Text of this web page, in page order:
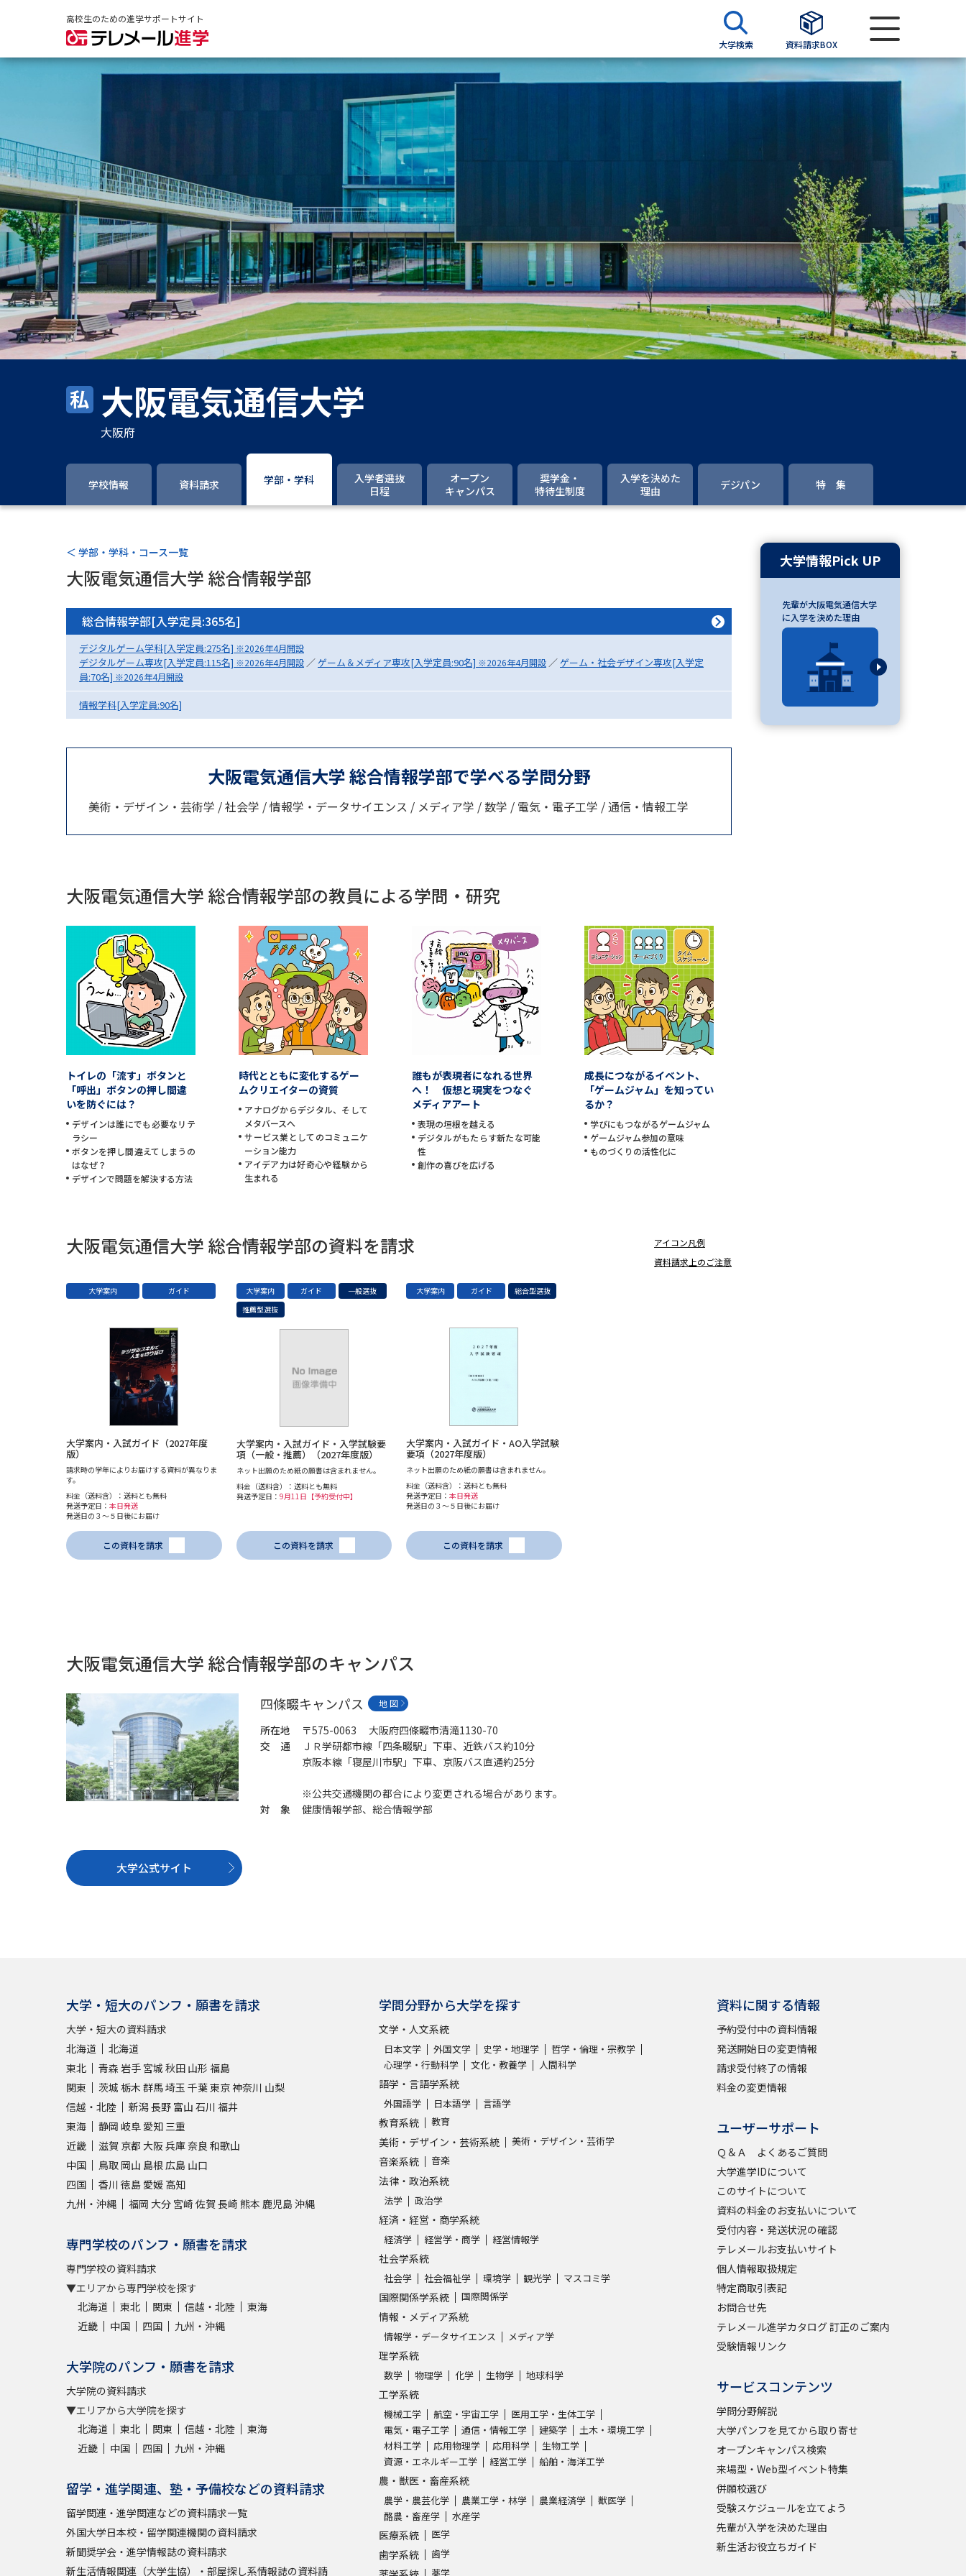
高校生のための進学サポートサイト
大学検索 資料請求BOX
資料請求 資料検索
大学・短大の資料種類から請求
大学パンフ
総合型選抜・学校推薦型選抜 募集要項＆願書
大学入学共通テスト利用選抜の募集要項＆願書
大学・短大以外の資料から請求
専門学校の資料請求 大学院の資料請求
留学・進学関連、塾・予備校
大学入学共通テスト「受験案内」の請求
大学入学共通テスト「受験上の配慮案内」の請求
高等学校卒業程度認定試験
大学研究 大学検索
デジタルパンフレット
進路の３択
新学年スタート号特集ページ（高3生用）
新学年スタート号特集ページ（高2生用）
SELFBRAND特集ページ
受験準備
テレメール全国一斉進学調査
新生活お役立ちガイド
学問発見
大学で学びたい学問発見
学問のミニ講義「夢ナビ講義」 学問分野解説 学問の教科書
お問合せ先 テレメール進学カタログ
大阪電気通信大学
大阪府
学校情報 資料請求 学部・学科
入学者選抜
日程
オープン
キャンパス
奨学金・
特待生制度
入学を決めた
理由
デジパン 特 集
＜ 学部・学科・コース一覧
大阪電気通信大学 総合情報学部
総合情報学部[入学定員:365名]
デジタルゲーム学科[入学定員:275名] ※2026年4月開設
デジタルゲーム専攻[入学定員:115名] ※2026年4月開設 ／ゲーム＆メディア専攻[入学定員:90名] ※2026年4月開設 ／ゲーム・社会デザイン専攻[入学定
員:70名] ※2026年4月開設
情報学科[入学定員:90名]
大阪電気通信大学 総合情報学部で学べる学問分野
美術・デザイン・芸術学 / 社会学 / 情報学・データサイエンス / メディア学 / 数学 / 電気・電子工学 / 通信・情報工学
大阪電気通信大学 総合情報学部の教員による学問・研究
トイレの「流す」ボタンと
「呼出」ボタンの押し間違
いを防ぐには？
デザインは誰にでも必要なリテ
ラシー
ボタンを押し間違えてしまうの
はなぜ？
デザインで問題を解決する方法
時代とともに変化するゲー
ムクリエイターの資質
アナログからデジタル、そして
メタバースへ
サービス業としてのコミュニケ
ーション能力
アイデア力は好奇心や経験から
生まれる
誰もが表現者になれる世界
へ！ 仮想と現実をつなぐ
メディアアート
表現の垣根を越える
デジタルがもたらす新たな可能
性
創作の喜びを広げる
成長につながるイベント、
「ゲームジャム」を知ってい
るか？
学びにもつながるゲームジャム
ゲームジャム参加の意味
ものづくりの活性化に
大阪電気通信大学 総合情報学部の資料を請求
アイコン凡例
資料請求上のご注意
大学案内 ガイド
大学案内・入試ガイド（2027年度
版）
請求時の学年によりお届けする資料が異なりま
す。
料金（送料含）：送料とも無料
発送予定日： 本日発送
発送日の３～５日後にお届け
この資料を請求
大学案内 ガイド
一般選抜
推薦型選抜
大学案内・入試ガイド・入学試験要
項（一般・推薦）（2027年度版）
ネット出願のため紙の願書は含まれません。
料金（送料含）：送料とも無料
発送予定日： 9月11日【予約受付中】
この資料を請求
大学案内 ガイド 総合型選抜
大学案内・入試ガイド・AO入学試験
要項（2027年度版）
ネット出願のため紙の願書は含まれません。
料金（送料含）：送料とも無料
発送予定日： 本日発送
発送日の３～５日後にお届け
この資料を請求
大阪電気通信大学 総合情報学部のキャンパス
四條畷キャンパス 地 図
所在地
〒575-0063 大阪府四條畷市清滝1130-70
交 通
ＪＲ学研都市線「四条畷駅」下車、近鉄バス約10分
京阪本線「寝屋川市駅」下車、京阪バス直通約25分
※公共交通機関の都合により変更される場合があります。
対 象
健康情報学部、総合情報学部
大学公式サイト
大学情報Pick UP
先輩が大阪電気通信大学
に入学を決めた理由
大学・短大のパンフ・願書を請求
大学・短大の資料請求
北海道
北海道
東北
青森 岩手 宮城 秋田 山形 福島
関東
茨城 栃木 群馬埼玉 千葉東京神奈川 山梨
信越・北陸
新潟長野 富山 石川 福井
東海
静岡 岐阜 愛知 三重
近畿
滋賀 京都 大阪兵庫奈良 和歌山
中国
鳥取 岡山 島根 広島 山口
四国
香川 徳島 愛媛 高知
九州・沖縄
福岡 大分 宮崎 佐賀 長崎 熊本 鹿児島沖縄
専門学校のパンフ・願書を請求
専門学校の資料請求
▼エリアから専門学校を探す
北海道
東北 関東 信越・北陸
東海
近畿
中国 四国 九州・沖縄
大学院のパンフ・願書を請求
大学院の資料請求
▼エリアから大学院を探す
北海道
東北 関東 信越・北陸
東海
近畿
中国 四国 九州・沖縄
留学・進学関連、塾・予備校などの資料請求
留学関連・進学関連などの資料請求一覧
外国大学日本校・留学関連機関の資料請求
新聞奨学会・進学情報誌の資料請求
新生活情報関連（大学生協）・部屋探し系情報誌の資料請
学問分野から大学を探す
文学・人文系統
日本文学 外国文学 史学・地理学
哲学・倫理・宗教学
心理学・行動科学
文化・教養学 人間科学
語学・言語学系統
外国語学 日本語学 言語学
教育系統 教育
美術・デザイン・芸術系統 美術・デザイン・芸術学
音楽系統 音楽
法律・政治系統
法学 政治学
経済・経営・商学系統
経済学 経営学・商学 経営情報学
社会学系統
社会学 社会福祉学 環境学 観光学 マスコミ学
国際関係学系統 国際関係学
情報・メディア系統
情報学・データサイエンス メディア学
理学系統
数学 物理学 化学 生物学 地球科学
工学系統
機械工学 航空・宇宙工学
医用工学・生体工学
電気・電子工学
通信・情報工学 建築学
土木・環境工学
材料工学
応用物理学 応用科学
生物工学
資源・エネルギー工学
経営工学 船舶・海洋工学
農・獣医・畜産系統
農学・農芸化学 農業工学・林学 農業経済学
獣医学
酪農・畜産学
水産学
医療系統 医学
歯学系統 歯学
薬学
資料に関する情報
予約受付中の資料情報
発送開始日の変更情報
請求受付終了の情報
料金の変更情報
ユーザーサポート
Ｑ＆Ａ よくあるご質問
大学進学IDについて
このサイトについて
資料の料金のお支払いについて
受付内容・発送状況の確認
テレメールお支払いサイト
個人情報取扱規定
特定商取引表記
お問合せ先
テレメール進学カタログ 訂正のご案内
受験情報リンク
サービスコンテンツ
学問分野解説
大学パンフを見てから取り寄せ
オープンキャンパス検索
来場型・Web型イベント特集
併願校選び
受験スケジュールを立てよう
先輩が入学を決めた理由
新生活お役立ちガイド